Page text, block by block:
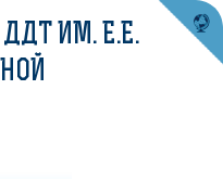
ИМ. Е.Е.